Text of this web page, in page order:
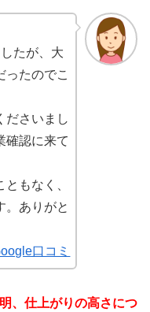
たが、大
ったのでこ
ださいまし
確認に来て
もなく、
。ありがと
口コミ
、仕上がりの高さにつ